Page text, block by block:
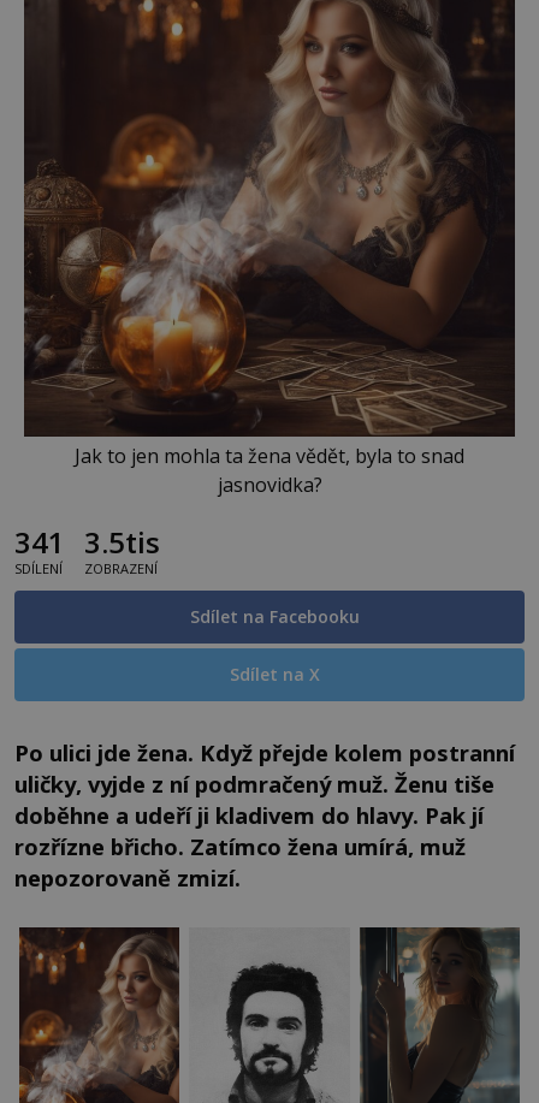
Jak to jen mohla ta žena vědět, byla to snad
jasnovidka?
341
SDÍLENÍ
3.5tis
ZOBRAZENÍ
Sdílet na Facebooku
Sdílet na X
Po ulici jde žena. Když přejde kolem postranní
uličky, vyjde z ní podmračený muž. Ženu tiše
doběhne a udeří ji kladivem do hlavy. Pak jí
rozřízne břicho. Zatímco žena umírá, muž
nepozorovaně zmizí.